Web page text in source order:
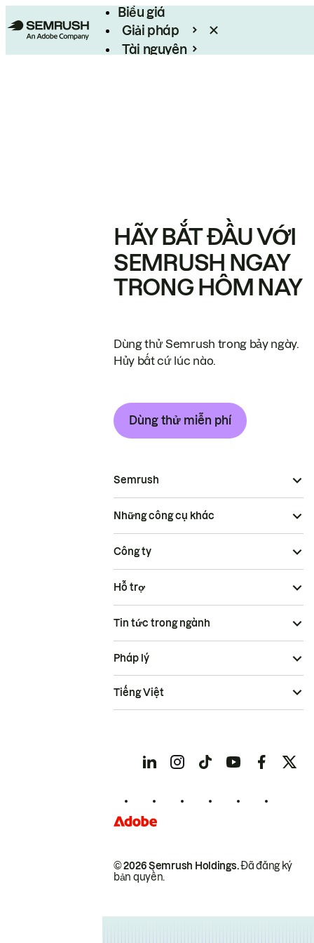
Biểu giá
Giải pháp
Tài nguyên
HÃY BẮT ĐẦU VỚI
SEMRUSH NGAY
TRONG HÔM NAY
Dùng thử Semrush trong bảy ngày.
Hủy bất cứ lúc nào.
Dùng thử miễn phí
Semrush
Những công cụ khác
Công ty
Hỗ trợ
Tin tức trong ngành
© 2026 Semrush Holdings.Đã đăng ký
bản quyền.
Pháp lý
Tiếng Việt